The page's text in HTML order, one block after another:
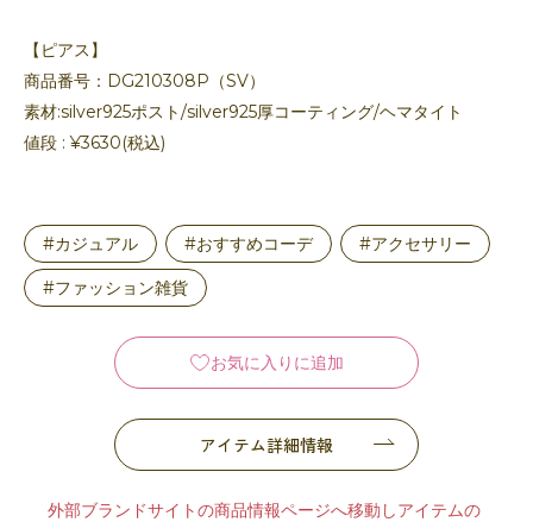
【ピアス】
商品番号：DG210308P（SV）
素材:silver925ポスト/silver925厚コーティング/ヘマタイト
値段 : ¥3630(税込)
#カジュアル #おすすめコーデ #アクセサリー
#ファッション雑貨
お気に入りに追加
アイテム詳細情報
外部ブランドサイトの商品情報ページへ移動しアイテムの